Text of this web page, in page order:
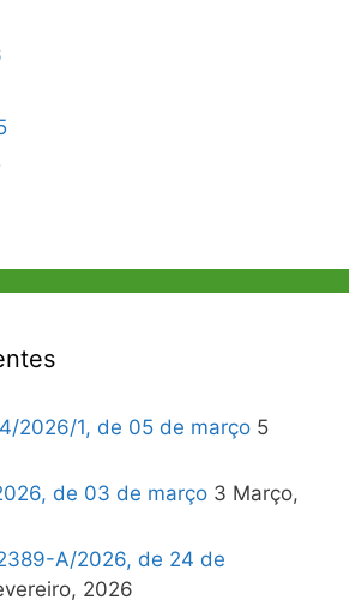
2026/1, de 05 de março 5
de 03 de março 3 Março,
A/2026, de 24 de
2026